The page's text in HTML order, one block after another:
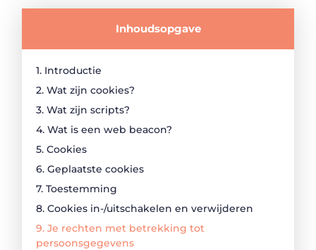
Inhoudsopgave
1. Introductie
2. Wat zijn cookies?
3. Wat zijn scripts?
4. Wat is een web beacon?
5. Cookies
6. Geplaatste cookies
7. Toestemming
8. Cookies in-/uitschakelen en verwijderen
9. Je rechten met betrekking tot
persoonsgegevens